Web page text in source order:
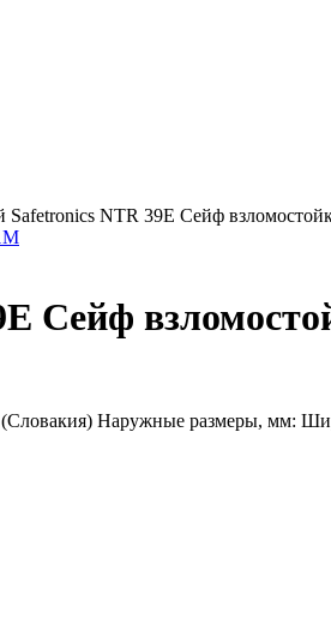
Safetronics NTR 39E Сейф
Сейф
Наружные размеры, мм: